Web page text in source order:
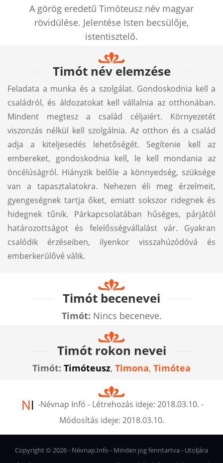
A görög eredetű Timóteusz név magyar
rövidülése. Jelentése Isten becsülője,
istentisztelő.
Timót név elemzése
Feladata a munka és a szolgálat. Gondoskodnia kell a
családról, és áldozatokat kell vállalnia az otthonában.
Mindent megtesz a család céljaiért. Környezetét
viszonzás nélkül kell szolgálnia. Az otthon és a család
adja a kiteljesedés lehetőségét. Segítenie kell az
embereket, gondoskodnia kell, le kell mondania az
öncélúságról. Hiányzik belőle a könnyedség, szüksége
van a tapasztalatokra. Nehezen éli meg érzelmeit,
gyengeségnek tartja őket, emiatt sokszor ridegnek és
hidegnek tűnik. Párkapcsolatában hűséges, párjától
határozottságot és felelősségvállalást vár. Gyakran
csalódik érzéseiben, ilyenkor visszahúzódóvá és
emberkerülővé válik.
Timót becenevei
Timót: Nincs beceneve.
Timót rokon nevei
Timót: Timóteusz, Timona, Timótea
-Névnap Infó - Létrehozás ideje: 2018.03.10. -
Módosítás ideje: 2018.03.10.
Copyright © 2026- Névnap.Info - Minden jog fenntartva - Utoljára